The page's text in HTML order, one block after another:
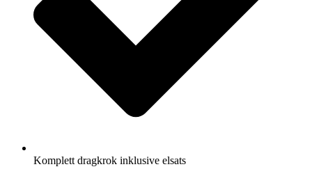
Komplett dragkrok inklusive elsats